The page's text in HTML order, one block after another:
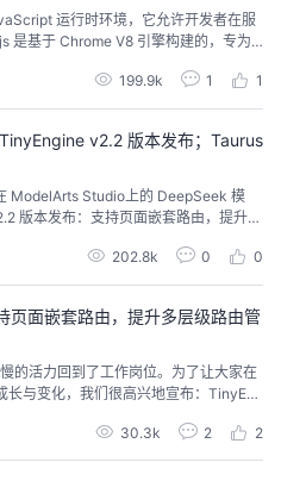
运行时环境，它允许开发者在服
是基于 Chrome V8 引擎构建的，专为
文章为大家介绍 Node.js 技术原理：从
分析工具 perf_h...
199.9k 1 1
TinyEngine v2.2 版本发布；Taurus
ModelArts Studio上的 DeepSeek 模
版本发布：支持页面嵌套路由，提升多
202.8k 0 0
面嵌套路由，提升多层级路由管
的活力回到了工作岗位。为了让大家在
与变化，我们很高兴地宣布：TinyEng
应手。接下来，我们将详细介绍该版
览页面支持嵌套路由，出码支持多层级
30.3k 2 2